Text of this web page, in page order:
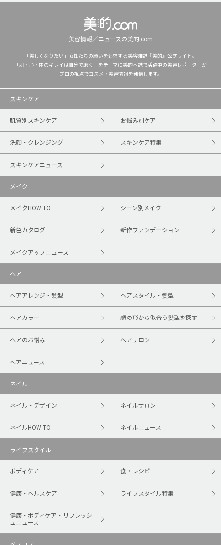
美容情報／ニュースの美的.com
「美しくなりたい」女性たちの願いを追求する美容雑誌『美的』公式サイト。
「肌・心・体のキレイは自分で磨く」をテーマに美的本誌で活躍中の美容レポーターが
プロの視点でコスメ・美容情報を発信します。
スキンケア
肌質別スキンケア お悩み別ケア
洗顔・クレンジング スキンケア特集
スキンケアニュース
メイク
メイクHOW TO シーン別メイク
新色カタログ 新作ファンデーション
メイクアップニュース
ヘア
ヘアアレンジ・髪型 ヘアスタイル・髪型
ヘアカラー 顔の形から似合う髪型を探す
ヘアのお悩み ヘアサロン
ヘアニュース
ネイル
ネイル・デザイン ネイルサロン
ネイルHOW TO ネイルニュース
ライフスタイル
ボディケア 食・レシピ
健康・ヘルスケア ライフスタイル特集
健康・ボディケア・リフレッシ
ュニュース